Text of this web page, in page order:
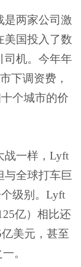
两家公司激
美国投入了数
司机。今年年
下调资费，
个城市的价
一样，Lyft
与全球打车巨
级别。Lyft
亿）相比还
美元，甚至
。